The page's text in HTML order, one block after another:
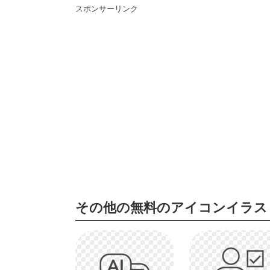
スポンサーリンク
その他の無料のアイコンイラ